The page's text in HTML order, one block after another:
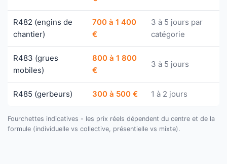
R482 (engins de
chantier)
700 à 1 400
€
3 à 5 jours par
catégorie
R483 (grues
mobiles)
800 à 1 800
€
3 à 5 jours
R485 (gerbeurs) 300 à 500 € 1 à 2 jours
Fourchettes indicatives - les prix réels dépendent du centre et de la
formule (individuelle vs collective, présentielle vs mixte).